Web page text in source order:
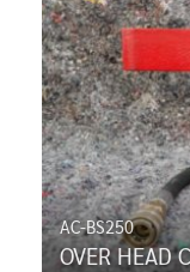
AC-BS250
OVER HEAD